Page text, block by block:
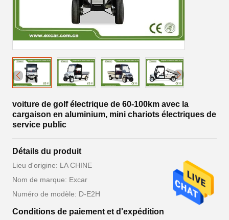
voiture de golf électrique de 60-100km avec la
cargaison en aluminium, mini chariots électriques de
service public
Détails du produit
Lieu d'origine: LA CHINE
Nom de marque: Excar
Numéro de modèle: D-E2H
Conditions de paiement et d'expédition